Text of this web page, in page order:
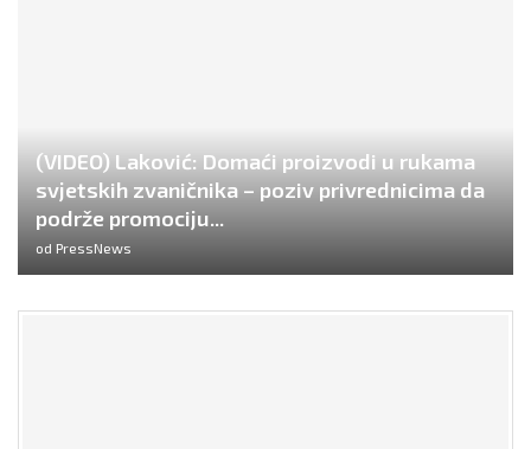
(VIDEO) Laković: Domaći proizvodi u rukama
svjetskih zvaničnika – poziv privrednicima da
podrže promociju...
od PressNews